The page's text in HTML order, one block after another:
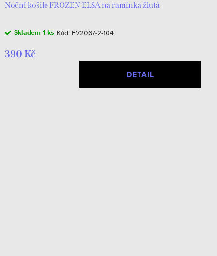
Noční košile FROZEN ELSA na ramínka žlutá
Skladem 1 ks Kód: EV2067-2-104
390 Kč
DETAIL